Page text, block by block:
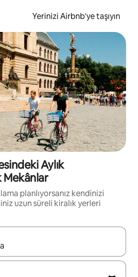
Yerinizi Airbnb'ye taşıyın
Aylık
Mekânlar
planlıyorsanız kendinizi
uzun süreli kiralık yerleri
olduğunda yukarı ve aşağı oklarıyla